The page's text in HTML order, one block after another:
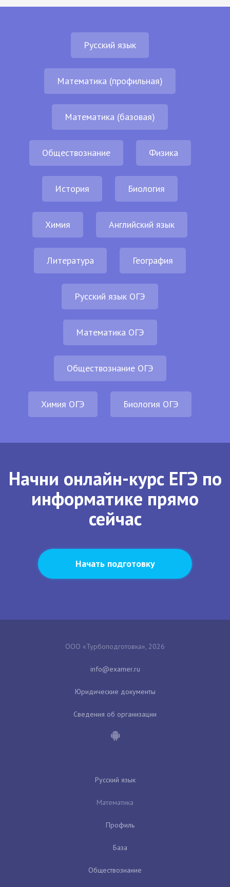
Русский язык
Математика (профильная)
Математика (базовая)
Обществознание Физика
История Биология
Химия Английский язык
Литература География
Русский язык ОГЭ
Математика ОГЭ
Обществознание ОГЭ
Химия ОГЭ Биология ОГЭ
Начни онлайн-курс ЕГЭ по
информатике прямо
сейчас
Начать подготовку
ООО «Турбоподготовка», 2026
Юридические документы
Сведения об организации
Русский язык
Математика
Профиль
База
Обществознание